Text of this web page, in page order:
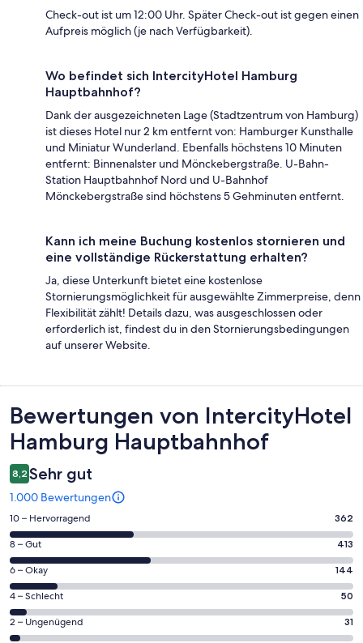
Check-out ist um 12:00 Uhr. Später Check-out ist gegen einen
Aufpreis möglich (je nach Verfügbarkeit).
Wo befindet sich IntercityHotel Hamburg
Hauptbahnhof?
Dank der ausgezeichneten Lage (Stadtzentrum von Hamburg)
ist dieses Hotel nur 2 km entfernt von: Hamburger Kunsthalle
und Miniatur Wunderland. Ebenfalls höchstens 10 Minuten
entfernt: Binnenalster und Mönckebergstraße. U-Bahn-
Station Hauptbahnhof Nord und U-Bahnhof
Mönckebergstraße sind höchstens 5 Gehminuten entfernt.
Kann ich meine Buchung kostenlos stornieren und
eine vollständige Rückerstattung erhalten?
Ja, diese Unterkunft bietet eine kostenlose
Stornierungsmöglichkeit für ausgewählte Zimmerpreise, denn
Flexibilität zählt! Details dazu, was ausgeschlossen oder
erforderlich ist, findest du in den Stornierungsbedingungen
auf unserer Website.
Bewertungen
Bewertungen von IntercityHotel
Hamburg Hauptbahnhof
8,2 Sehr gut
1.000 Bewertungen
362
von
insgesamt
1000
Gästebewertungen
haben
eine
Bewertung
10 – Hervorragend 362
413
von
insgesamt
1000
Gästebewertungen
haben
8 – Gut 413
144
von
insgesamt
1000
Gästebewertungen
6 – Okay 144
50
von
insgesamt
4 – Schlecht 50
31
2 – Ungenügend 31